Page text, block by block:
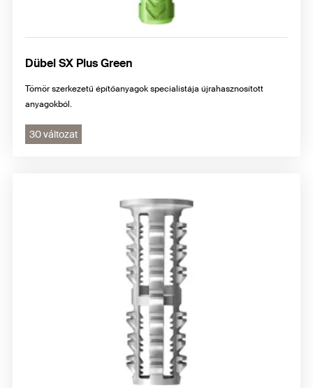
Dübel SX Plus Green
Tömör szerkezetű építőanyagok specialistája újrahasznosított
anyagokból.
30 változat